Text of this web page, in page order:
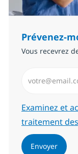
Prévenez-
Vous recevrez
Required
Examinez et
traitement
Envoyer